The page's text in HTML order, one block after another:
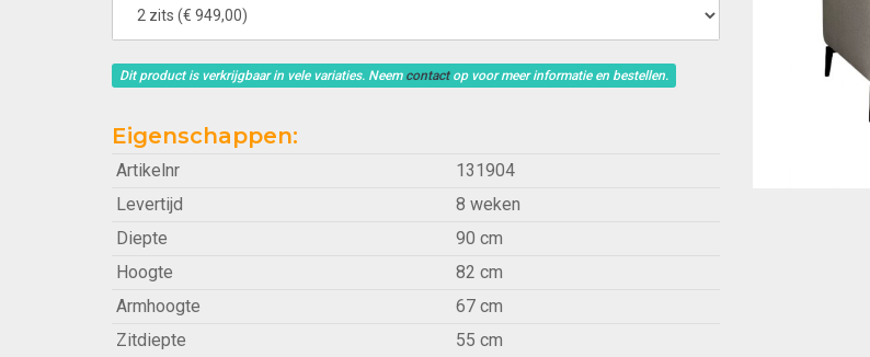
Dit product is verkrijgbaar in vele variaties. Neem contactop voor meer informatie en bestellen.
Eigenschappen:
Artikelnr
131904
Levertijd
8 weken
Diepte
90 cm
Hoogte
82 cm
Armhoogte
67 cm
Zitdiepte
55 cm